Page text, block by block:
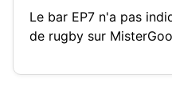
Le bar EP7 n'a pas
de rugby sur